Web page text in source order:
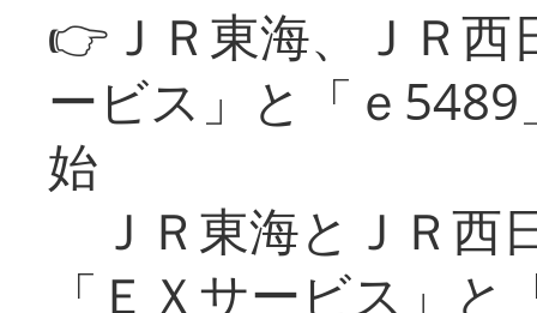
👉ＪＲ東海、ＪＲ
ービス」と「ｅ
始
ＪＲ東海とＪＲ西
「ＥＸサービス」